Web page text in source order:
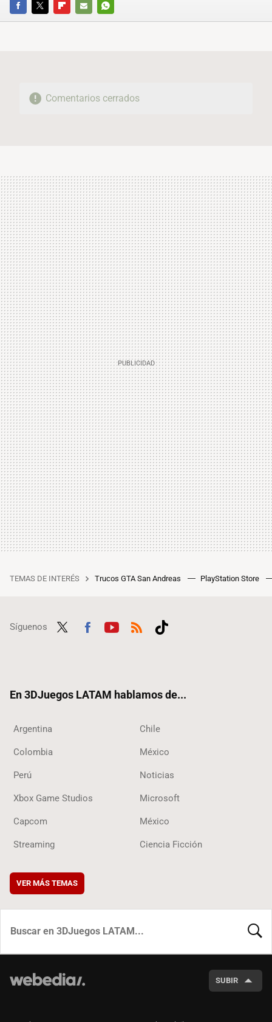
FACEBOOKTWITTERFLIPBOARD
E-
WHATSAPP
Comentarios cerrados
TEMAS DE INTERÉS Trucos GTA San Andreas PlayStation Store
Síguenos
En 3DJuegos LATAM hablamos de...
Argentina Chile
Colombia México
Perú Noticias
Xbox Game Studios Microsoft
Capcom México
Streaming Ciencia Ficción
VER MÁS TEMAS
SUBIR